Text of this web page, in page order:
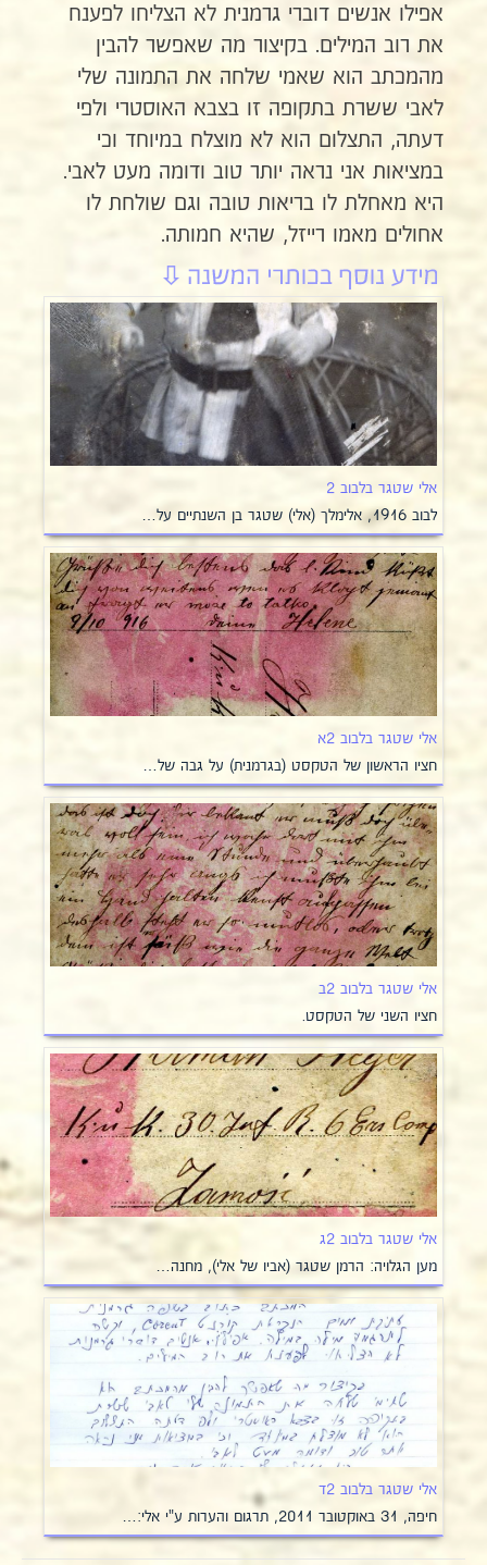
אפילו אנשים דוברי גרמנית לא הצליחו לפענח
את רוב המילים. בקיצור מה שאפשר להבין
מהמכתב הוא שאמי שלחה את התמונה שלי
לאבי ששרת בתקופה זו בצבא האוסטרי ולפי
דעתה, התצלום הוא לא מוצלח במיוחד וכי
במציאות אני נראה יותר טוב ודומה מעט לאבי.
היא מאחלת לו בריאות טובה וגם שולחת לו
אחולים מאמו רייזל, שהיא חמותה.
אלי שטגר בלבוב 2
לבוב 1916, אלימלך (אלי) שטגר בן השנתיים על…
אלי שטגר בלבוב 2א
חציו הראשון של הטקסט (בגרמנית) על גבה של…
אלי שטגר בלבוב 2ב
חציו השני של הטקסט.
אלי שטגר בלבוב 2ג
מען הגלויה: הרמן שטגר (אביו של אלי), מחנה…
אלי שטגר בלבוב 2ד
חיפה, 31 באוקטובר 2011, תרגום והערות ע"י אלי:…